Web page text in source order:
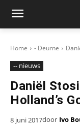
Home - Deurne
-- nieuws
Daniël
Holland’s
8 juni 2017door Ivo